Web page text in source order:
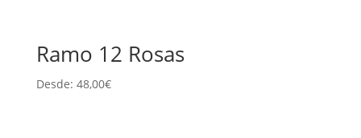
Ramo 12 Rosas
Desde: 48,00€